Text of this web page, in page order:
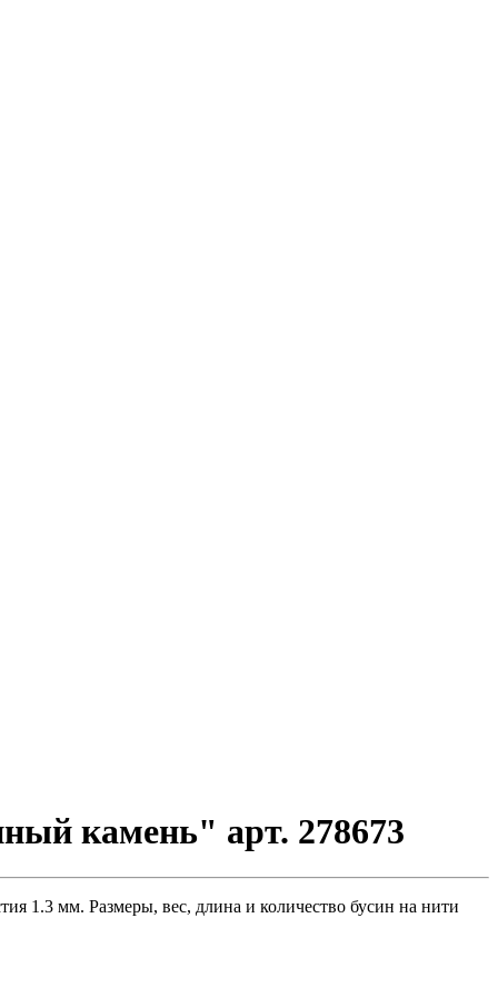
камень" арт. 278673
1.3 мм. Размеры, вес, длина и количество бусин на нити